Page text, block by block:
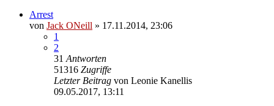
Arrest
von Jack ONeill » 17.11.2014, 23:06
1
2
31 Antworten
51316 Zugriffe
Letzter Beitrag von Leonie Kanellis
09.05.2017, 13:11